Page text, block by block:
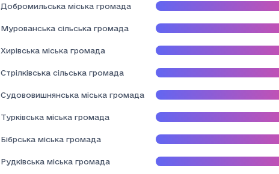
Добромильська міська громада
Мурованська сільська громада
Хирівська міська громада
Стрілківська сільська громада
Судововишнянська міська громада
Турківська міська громада
Бібрська міська громада
Рудківська міська громада